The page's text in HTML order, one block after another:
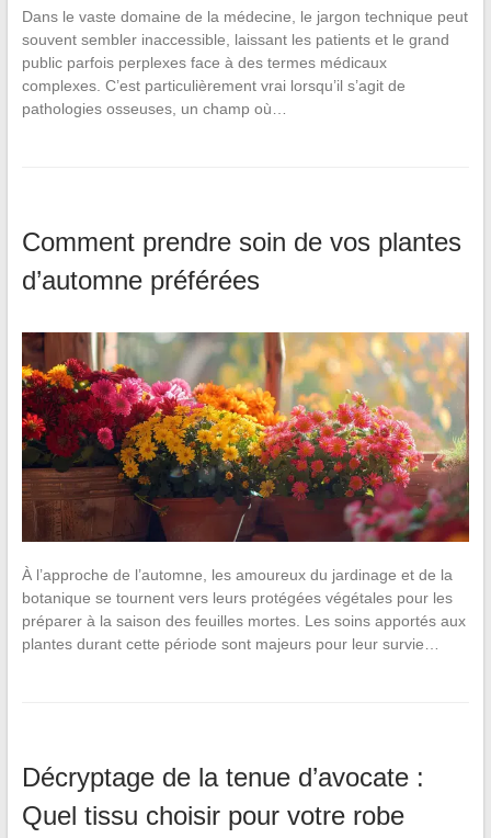
Dans le vaste domaine de la médecine, le jargon technique peut
souvent sembler inaccessible, laissant les patients et le grand
public parfois perplexes face à des termes médicaux
complexes. C’est particulièrement vrai lorsqu’il s’agit de
pathologies osseuses, un champ où…
Comment prendre soin de vos plantes
d’automne préférées
À l’approche de l’automne, les amoureux du jardinage et de la
botanique se tournent vers leurs protégées végétales pour les
préparer à la saison des feuilles mortes. Les soins apportés aux
plantes durant cette période sont majeurs pour leur survie…
Décryptage de la tenue d’avocate :
Quel tissu choisir pour votre robe